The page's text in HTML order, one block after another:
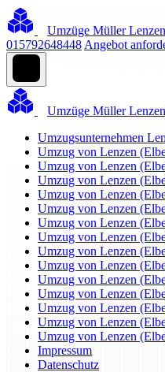
Umzüge Müller
015792648448 Angebot
Umzüge Müller
Umzugsunternehmen
Umzug von Lenzen
Umzug von Lenzen
Umzug von Lenzen
Umzug von Lenzen
Umzug von Lenzen
Umzug von Lenzen
Umzug von Lenzen
Umzug von Lenzen
Umzug von Lenzen
Umzug von Lenzen
Umzug von Lenzen
Umzug von Lenzen
Umzug von Lenzen
Umzug von Lenzen
Impressum
Datenschutz